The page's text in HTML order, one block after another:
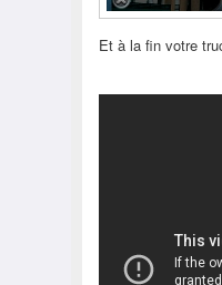
Et à la fin votre